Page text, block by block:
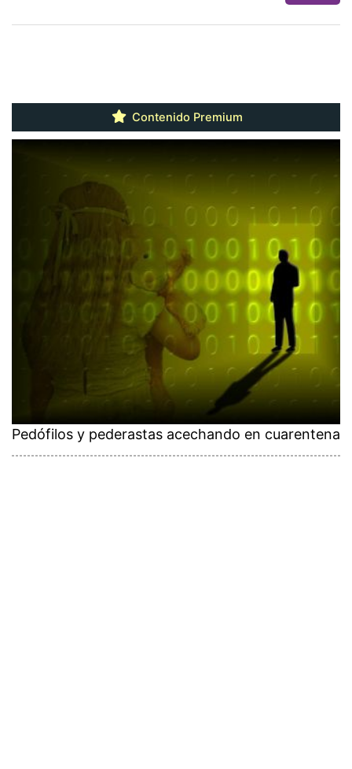
Contenido Premium
Pedófilos y pederastas acechando en cuarentena